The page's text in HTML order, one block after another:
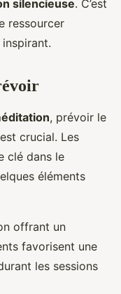
silencieuse. C’est
ressourcer
, prévoir le
est crucial. Les
clé dans le
éléments
offrant un
favorisent une
les sessions